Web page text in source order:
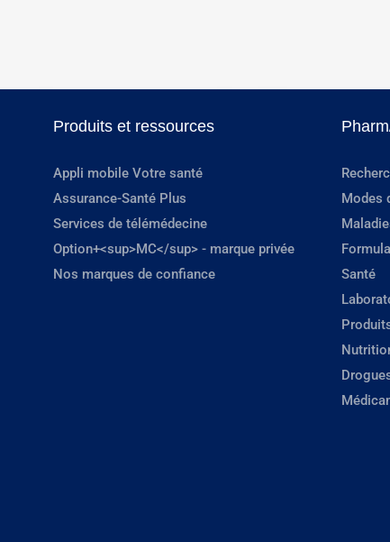
Produits et ressources
Appli mobile Votre santé
Assurance-Santé Plus
Services de télémédecine
Option+<sup>MC</sup> - marque privée
Nos marques de confiance
Modes
Santé